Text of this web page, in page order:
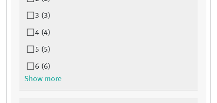
3 (3)
4 (4)
5 (5)
6 (6)
Show more